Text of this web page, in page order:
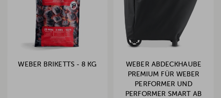
WEBER BRIKETTS - 8 KG
WEBER ABDECKHAUBE
PREMIUM FÜR WEBER
PERFORMER UND
PERFORMER SMART AB